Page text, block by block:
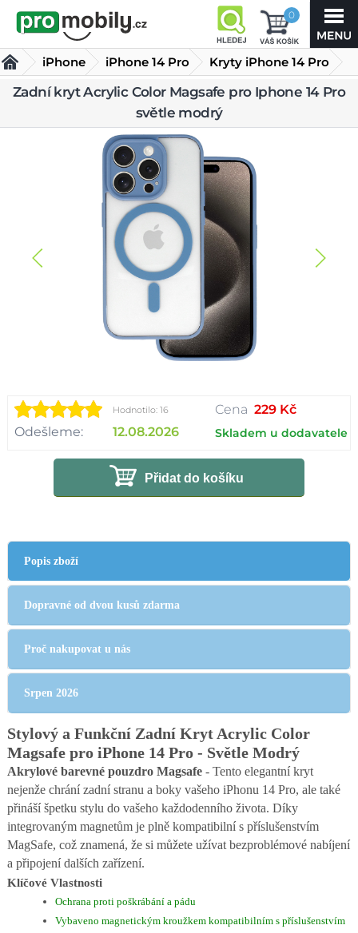
0
iPhone iPhone 14 Pro Kryty iPhone 14 Pro
Zadní kryt Acrylic Color Magsafe pro Iphone 14 Pro světle
modrý
Zadní kryt Acrylic Color Magsafe pro Iphone 14 Pro
světle modrý
Hodnotilo: 16
Odešleme: 12.08.2026
Cena 229 Kč
Skladem u dodavatele
Přidat do košíku
Popis zboží
Dopravné od dvou kusů zdarma
Proč nakupovat u nás
Srpen 2026
Stylový a Funkční Zadní Kryt Acrylic Color
Magsafe pro iPhone 14 Pro - Světle Modrý
Akrylové barevné pouzdro Magsafe- Tento elegantní kryt
nejenže chrání zadní stranu a boky vašeho iPhonu 14 Pro, ale také
přináší špetku stylu do vašeho každodenního života. Díky
integrovaným magnetům je plně kompatibilní s příslušenstvím
MagSafe, což znamená, že si můžete užívat bezproblémové nabíjení
a připojení dalších zařízení.
Klíčové Vlastnosti
Ochrana proti poškrábání a pádu
Vybaveno magnetickým kroužkem kompatibilním s příslušenstvím